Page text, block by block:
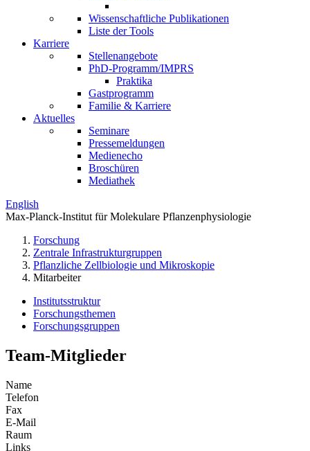
Wissenschaftliche Publikationen
Liste der Tools
Karriere
Stellenangebote
PhD-Programm/IMPRS
Praktika
Gastprogramm
Familie & Karriere
Aktuelles
Seminare
Pressemeldungen
Medienecho
Broschüren
Mediathek
English
Max-Planck-Institut für Molekulare Pflanzenphysiologie
Forschung
Zentrale Infrastrukturgruppen
Pflanzliche Zellbiologie und Mikroskopie
Mitarbeiter
Institutsstruktur
Forschungsthemen
Forschungsgruppen
Team-Mitglieder
Name
Telefon
Fax
E-Mail
Raum
Links